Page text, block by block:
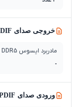
خروجی صدای S/PDIF
مادربرد ایسوس TUF GAMING B860-PLUS WIFI DDR5
-
ورودی صدای S/PDIF